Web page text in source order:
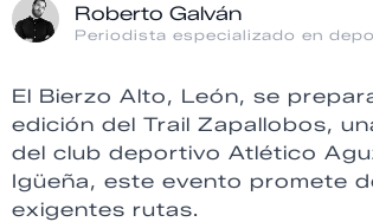
Roberto Galván
Periodista especializado en
El Bierzo Alto, León, se
edición del Trail Zapallobos,
del club deportivo Atlético
Igüeña, este evento promete
exigentes rutas.